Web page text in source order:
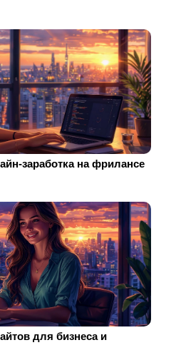
заработка на фрилансе
для бизнеса и